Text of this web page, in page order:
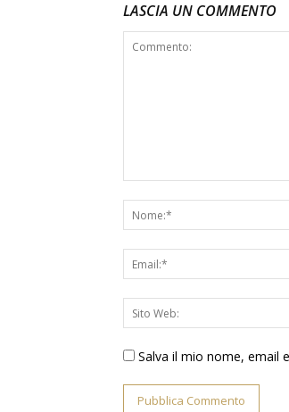
LASCIA UN COMMENTO
Salva il mio nome, email